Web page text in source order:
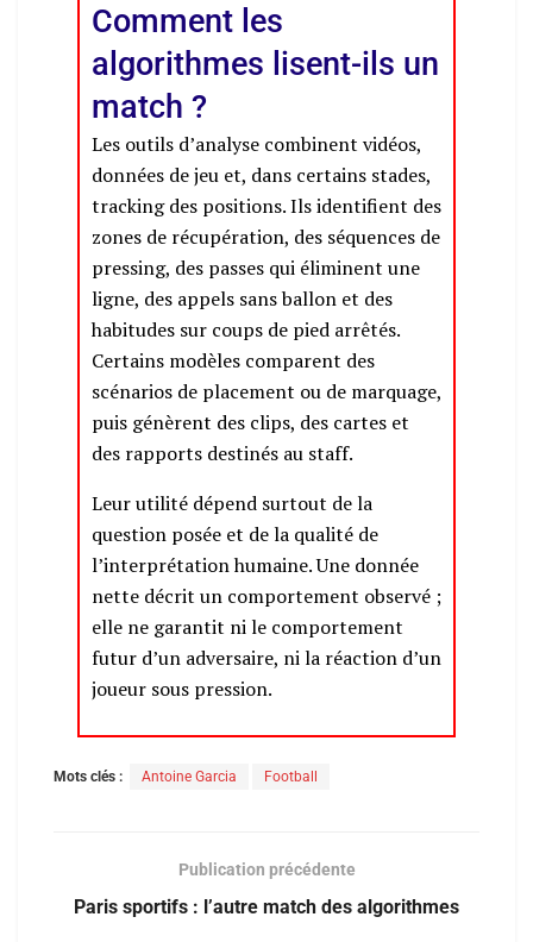
Comment les
algorithmes lisent-ils un
match ?
Les outils d’analyse combinent vidéos,
données de jeu et, dans certains stades,
tracking des positions. Ils identifient des
zones de récupération, des séquences de
pressing, des passes qui éliminent une
ligne, des appels sans ballon et des
habitudes sur coups de pied arrêtés.
Certains modèles comparent des
scénarios de placement ou de marquage,
puis génèrent des clips, des cartes et
des rapports destinés au staff.
Leur utilité dépend surtout de la
question posée et de la qualité de
l’interprétation humaine. Une donnée
nette décrit un comportement observé ;
elle ne garantit ni le comportement
futur d’un adversaire, ni la réaction d’un
joueur sous pression.
Mots clés : Antoine Garcia Football
Publication précédente
Paris sportifs : l’autre match des algorithmes